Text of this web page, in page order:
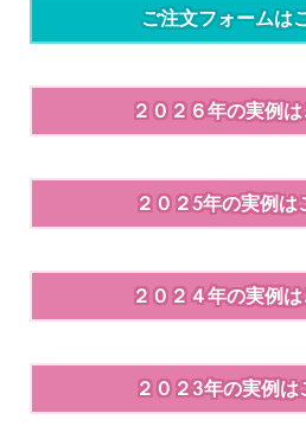
ご注文フォームは
２０２６年の実例
２０２5年の実例は
２０２４年の実例
２０２3年の実例は